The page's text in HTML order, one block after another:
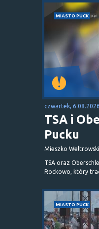
MIASTO PUCK
czwartek, 6.08.2026
TSA i
Pucku
Mieszko
TSA oraz
Rockowo, który
MIASTO PUCK